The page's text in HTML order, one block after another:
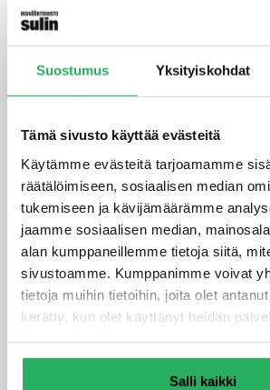
Suostumus Yksityiskohdat
Tämä sivusto käyttää evästeitä
Käytämme evästeitä tarjoamamme
räätälöimiseen, sosiaalisen median
tukemiseen ja kävijämäärämme
jaamme sosiaalisen median,
alan kumppaneillemme tietoja siitä,
sivustoamme. Kumppanimme voivat
tietoja muihin tietoihin, joita olet
kerätty, kun olet käyttänyt heidän
Salli kaikki
Milloin
syvän kolon
raudoitukseen asti. Tällöin tarvitaan
uusimista tai raudoituksen
halkeamat tai rakenteen vakautta
vaativat perusteellisempaa
Kosteusvauriot asettavat omat
korjauslaastin käytölle. Jos kolon
jatkuvaa kosteutta tai vedeneristys
pelkkä pintakorjaus ei ratkaise
Kosteus voi aiheuttaa
uusien vaurioiden syntymisen.